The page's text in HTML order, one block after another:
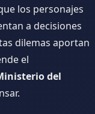
los personajes
a decisiones
dilemas aportan
el
del